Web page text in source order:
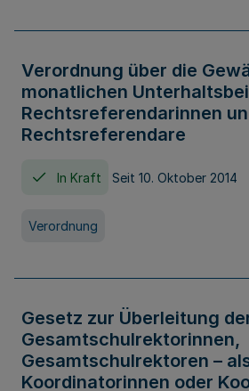
Verordnung über die
monatlichen
Rechtsreferendarinnen
Rechtsreferendare
In Kraft Seit 10. Oktober 2014
Verordnung
Gesetz zur Überleitung
Gesamtschulrektorinnen,
Gesamtschulrektoren –
Koordinatorinnen oder